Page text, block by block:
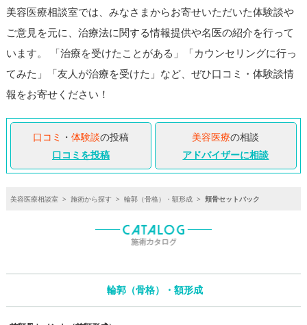
美容医療相談室では、みなさまからお寄せいただいた体験談や
ご意見を元に、治療法に関する情報提供や名医の紹介を行って
います。 「治療を受けたことがある」「カウンセリングに行っ
てみた」「友人が治療を受けた」など、ぜひ口コミ・体験談情
報をお寄せください！
口コミ ・ 体験談の投稿
口コミを投稿
美容医療の相談
アドバイザーに相談
美容医療相談室 > 施術から探す > 輪郭（骨格）・額形成 > 頬骨セットバック
輪郭（骨格）・額形成